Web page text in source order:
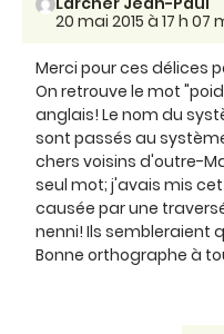
20 mai 2015 à 17 h 07
Merci pour ces délices
On retrouve le mot
anglais! Le nom du
sont passés au
chers voisins d'outre-
seul mot; j'avais mis
causée par une
nenni! Ils sembleraient
Bonne orthographe à